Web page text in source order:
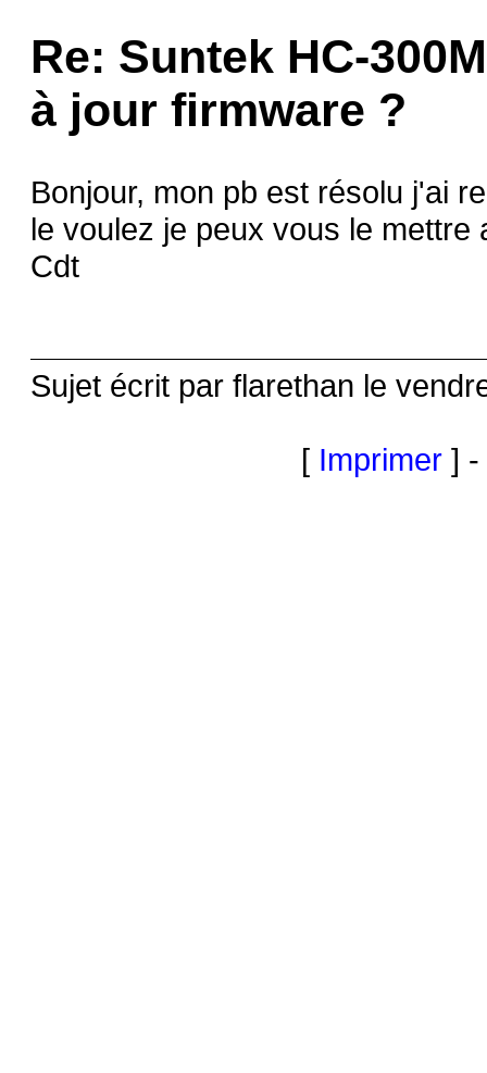
Re: Suntek HC-
à jour firmware ?
Bonjour, mon pb est résolu j'ai
le voulez je peux vous le mettre
Cdt
Sujet écrit par flarethan le
[ Imprimer ]